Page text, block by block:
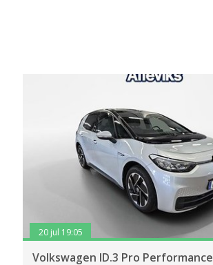
20 jul 19:05
Volkswagen ID.3 Pro Performance